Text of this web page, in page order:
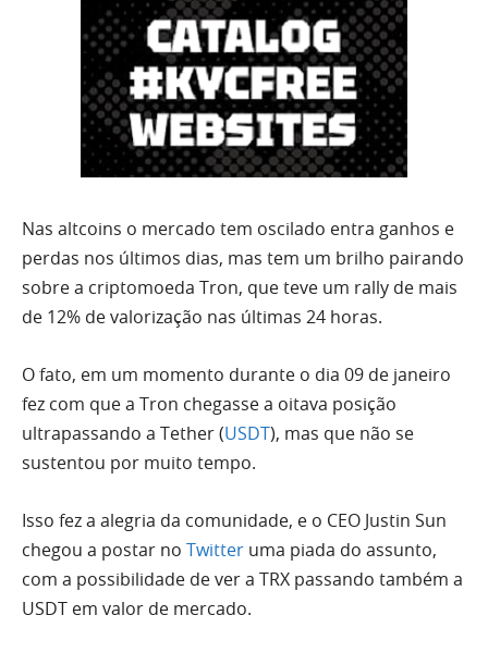
Nas altcoins o mercado tem oscilado entra ganhos e
perdas nos últimos dias, mas tem um brilho pairando
sobre a criptomoeda Tron, que teve um rally de mais
de 12% de valorização nas últimas 24 horas.
O fato, em um momento durante o dia 09 de janeiro
fez com que a Tron chegasse a oitava posição
ultrapassando a Tether (USDT), mas que não se
sustentou por muito tempo.
Isso fez a alegria da comunidade, e o CEO Justin Sun
chegou a postar no Twitter uma piada do assunto,
com a possibilidade de ver a TRX passando também a
USDT em valor de mercado.